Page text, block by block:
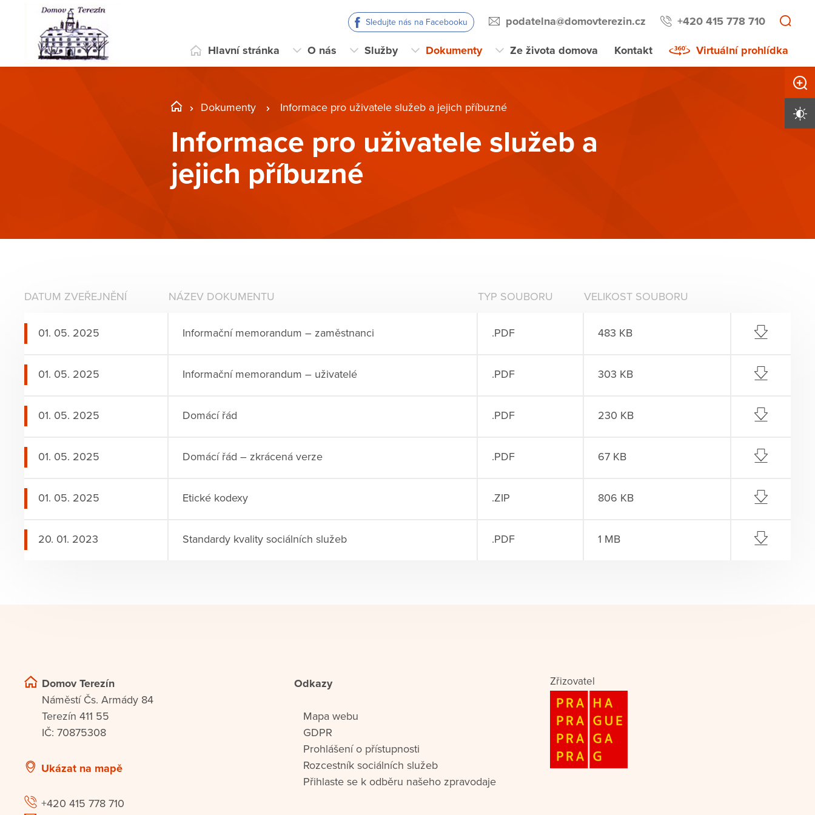
Sledujte nás na Facebooku podatelna@domovterezin.cz +420 415 778 710
Hlavní stránka O nás Služby Dokumenty Ze života domova Kontakt Virtuální prohlídka
Dokumenty Informace pro uživatele služeb a jejich příbuzné
Informace pro uživatele služeb a
jejich příbuzné
DATUM ZVEŘEJNĚNÍ NÁZEV DOKUMENTU TYP SOUBORU VELIKOST SOUBORU
01. 05. 2025 Informační memorandum – zaměstnanci .PDF 483 KB
01. 05. 2025 Informační memorandum – uživatelé .PDF 303 KB
01. 05. 2025 Domácí řád .PDF 230 KB
01. 05. 2025 Domácí řád – zkrácená verze .PDF 67 KB
01. 05. 2025 Etické kodexy .ZIP 806 KB
20. 01. 2023 Standardy kvality sociálních služeb .PDF 1 MB
Domov Terezín
Náměstí Čs. Armády 84
Terezín 411 55
IČ: 70875308
Ukázat na mapě
+420 415 778 710
Odkazy
Mapa webu
GDPR
Prohlášení o přístupnosti
Rozcestník sociálních služeb
Přihlaste se k odběru našeho zpravodaje
Zřizovatel